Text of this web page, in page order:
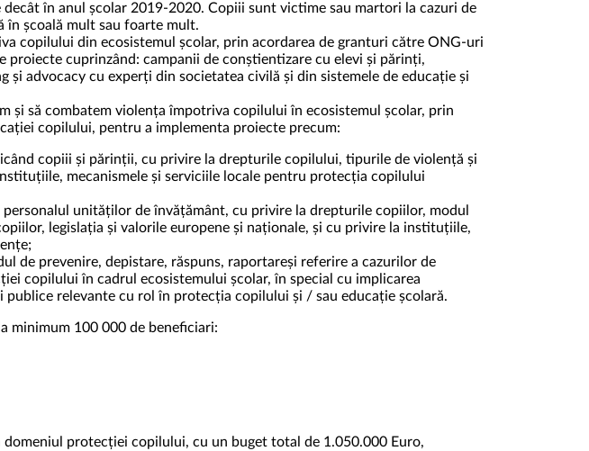
în anul școlar 2019-2020. Copiii sunt victime sau martori la cazuri de
în școală mult sau foarte mult.
copilului din ecosistemul școlar, prin acordarea de granturi către ONG-uri
cuprinzând: campanii de conștientizare cu elevi și părinți,
advocacy cu experți din societatea civilă și din sistemele de educație și
și să combatem violența împotriva copilului în ecosistemul școlar, prin
copilului, pentru a implementa proiecte precum:
copiii și părinții, cu privire la drepturile copilului, tipurile de violență și
mecanismele și serviciile locale pentru protecția copilului
unităților de învățământ, cu privire la drepturile copiilor, modul
legislația și valorile europene și naționale, și cu privire la instituțiile,
de prevenire, depistare, răspuns, raportareși referire a cazurilor de
copilului în cadrul ecosistemului școlar, în special cu implicarea
relevante cu rol în protecția copilului și / sau educație școlară.
minimum 100 000 de beneficiari:
protecției copilului, cu un buget total de 1.050.000 Euro,